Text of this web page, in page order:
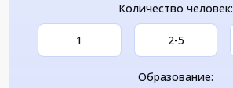
Количество человек:
1 2-5
Образование: